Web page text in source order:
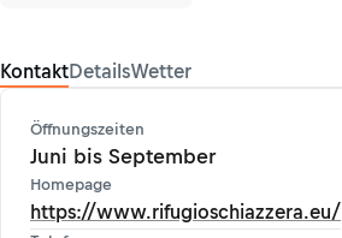
KontaktDetailsWetter
Öffnungszeiten
Juni bis September
Homepage
https://www.rifugioschiazzera.eu/